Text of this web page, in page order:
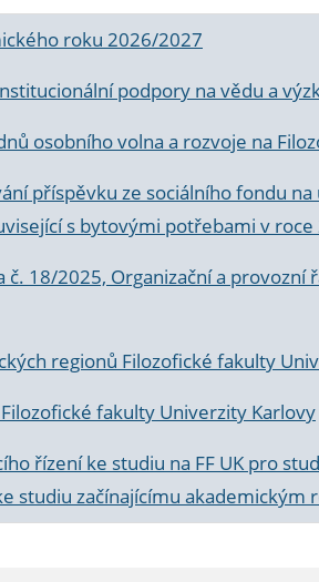
roku 2026/2027
podpory na vědu a
osobního volna a rozvoje na
příspěvku ze sociálního fondu
s bytovými potřebami v roce
18/2025, Organizační a
regionů Filozofické fakulty
fakulty Univerzity Karlovy
řízení ke studiu na FF UK pro
studiu začínajícímu akademickým